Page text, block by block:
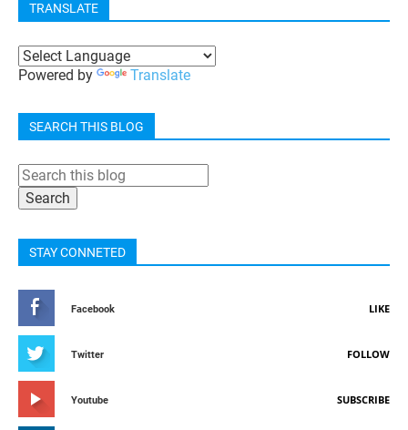
TRANSLATE
Powered by Translate
SEARCH THIS BLOG
STAY CONNETED
Facebook LIKE
Twitter FOLLOW
Youtube SUBSCRIBE